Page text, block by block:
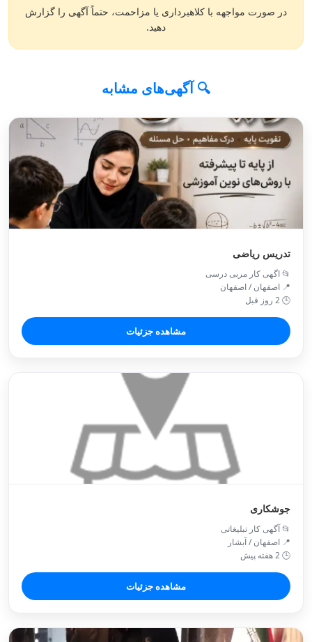
در صورت مواجهه با کلاهبرداری یا مزاحمت، حتماً آگهی را گزارش
دهید.
🔍 آگهی‌های مشابه
تدریس ریاضی
📂 اگهی کار مربی درسی
📍 اصفهان / اصفهان
🕒 2 روز قبل
مشاهده جزئیات
جوشکاری
📂 آگهی کار تبلیغاتی
📍 اصفهان / آبشار
🕒 2 هفته پیش
مشاهده جزئیات